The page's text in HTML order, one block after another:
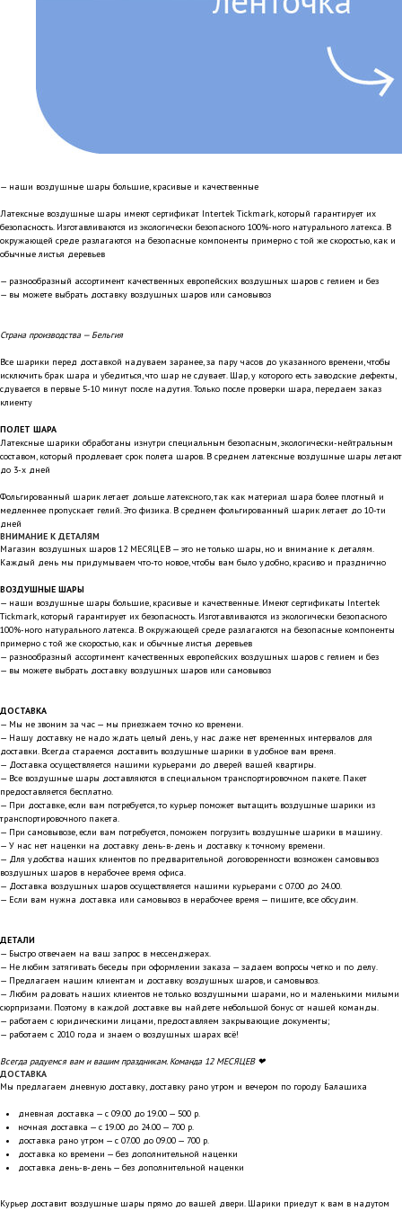
— наши воздушные шары большие, красивые и качественные
Латексные воздушные шары имеют сертификат Intertek Tickmark, который гарантирует их
безопасность. Изготавливаются из экологически безопасного 100%-ного натурального латекса. В
окружающей среде разлагаются на безопасные компоненты примерно с той же скоростью, как и
обычные листья деревьев
— разнообразный ассортимент качественных европейских воздушных шаров с гелием и без
— вы можете выбрать доставку воздушных шаров или самовывоз
Страна производства — Бельгия
Все шарики перед доставкой надуваем заранее, за пару часов до указанного времени, чтобы
исключить брак шара и убедиться, что шар не сдувает. Шар, у которого есть заводские дефекты,
сдувается в первые 5-10 минут после надутия. Только после проверки шара, передаем заказ
клиенту
ПОЛЕТ ШАРА
Латексные шарики обработаны изнутри специальным безопасным, экологически-нейтральным
составом, который продлевает срок полета шаров. В среднем латексные воздушные шары летают
до 3-х дней
Фольгированный шарик летает дольше латексного, так как материал шара более плотный и
медленнее пропускает гелий. Это физика. В среднем фольгированный шарик летает до 10-ти
дней
ВНИМАНИЕ К ДЕТАЛЯМ
Магазин воздушных шаров 12 МЕСЯЦЕВ — это не только шары, но и внимание к деталям.
Каждый день мы придумываем что-то новое, чтобы вам было удобно, красиво и празднично
ВОЗДУШНЫЕ ШАРЫ
— наши воздушные шары большие, красивые и качественные. Имеют сертификаты Intertek
Tickmark, который гарантирует их безопасность. Изготавливаются из экологически безопасного
100%-ного натурального латекса. В окружающей среде разлагаются на безопасные компоненты
примерно с той же скоростью, как и обычные листья деревьев
— разнообразный ассортимент качественных европейских воздушных шаров с гелием и без
— вы можете выбрать доставку воздушных шаров или самовывоз
ДОСТАВКА
— Мы не звоним за час — мы приезжаем точно ко времени.
— Нашу доставку не надо ждать целый день, у нас даже нет временных интервалов для
доставки. Всегда стараемся доставить воздушные шарики в удобное вам время.
— Доставка осуществляется нашими курьерами до дверей вашей квартиры.
— Все воздушные шары доставляются в специальном транспортировочном пакете. Пакет
предоставляется бесплатно.
— При доставке, если вам потребуется, то курьер поможет вытащить воздушные шарики из
транспортировочного пакета.
— При самовывозе, если вам потребуется, поможем погрузить воздушные шарики в машину.
— У нас нет наценки на доставку день-в-день и доставку к точному времени.
— Для удобства наших клиентов по предварительной договоренности возможен самовывоз
воздушных шаров в нерабочее время офиса.
— Доставка воздушных шаров осуществляется нашими курьерами с 07.00 до 24.00.
— Если вам нужна доставка или самовывоз в нерабочее время — пишите, все обсудим.
ДЕТАЛИ
— Быстро отвечаем на ваш запрос в мессенджерах.
— Не любим затягивать беседы при оформлении заказа — задаем вопросы четко и по делу.
— Предлагаем нашим клиентам и доставку воздушных шаров, и самовывоз.
— Любим радовать наших клиентов не только воздушными шарами, но и маленькими милыми
сюрпризами. Поэтому в каждой доставке вы найдете небольшой бонус от нашей команды.
— работаем с юридическими лицами, предоставляем закрывающие документы;
— работаем с 2010 года и знаем о воздушных шарах всё!
Всегда радуемся вам и вашим праздникам. Команда 12 МЕСЯЦЕВ ❤
ДОСТАВКА
Мы предлагаем дневную доставку, доставку рано утром и вечером по городу Балашиха
дневная доставка — с 09.00 до 19.00 — 500 р.
ночная доставка — с 19.00 до 24.00 — 700 р.
доставка рано утром — с 07.00 до 09.00 — 700 р.
доставка ко времени — без дополнительной наценки
доставка день-в-день — без дополнительной наценки
Курьер доставит воздушные шары прямо до вашей двери. Шарики приедут к вам в надутом